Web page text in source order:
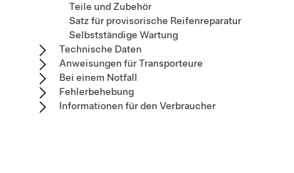
Teile und Zubehör
Satz für provisorische Reifenreparatur
Selbstständige Wartung
Technische Daten
Anweisungen für Transporteure
Bei einem Notfall
Fehlerbehebung
Informationen für den Verbraucher